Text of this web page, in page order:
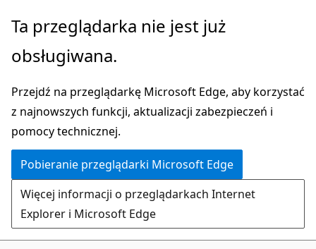
Przejdź
głównej
Przejdź
nawigacji
stronie
Ta przeglądarka nie jest już
obsługiwana.
Przejdź na przeglądarkę Microsoft Edge, aby korzystać
z najnowszych funkcji, aktualizacji zabezpieczeń i
pomocy technicznej.
Pobieranie przeglądarki Microsoft Edge
Więcej informacji o przeglądarkach Internet
Explorer i Microsoft Edge